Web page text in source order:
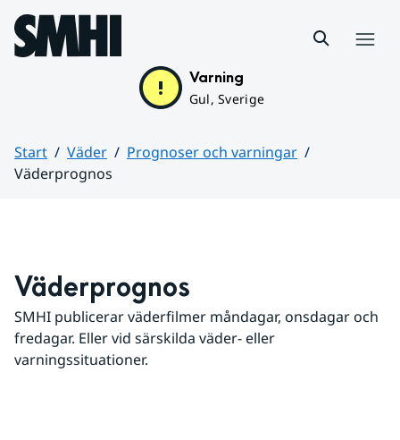
Hoppa till sidans innehåll
Varning
Gul, Sverige
Start Väder
Prognoser och varningar
Väderprognos
Väderprognos
SMHI publicerar väderfilmer måndagar, onsdagar och
fredagar. Eller vid särskilda väder- eller
varningssituationer.